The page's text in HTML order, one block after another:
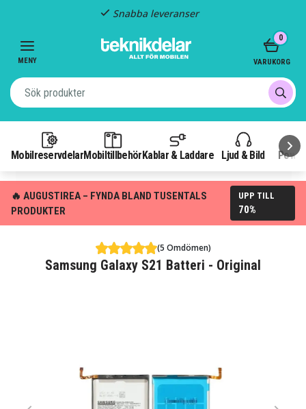
Snabba leveranser
MENY
MobilreservdelarMobiltillbehör Kablar & Laddare Ljud & Bild
0
VARUKORG
🔥 AUGUSTIREA – FYNDA BLAND TUSENTALS
PRODUKTER
UPP TILL
70%
(5 Omdömen)
Samsung Galaxy S21 Batteri - Original